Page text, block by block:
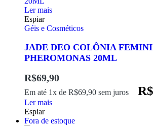
Ler mais
Espiar
Géis e Cosméticos
JADE DEO COLÔNIA
PHEROMONAS 20ML
R$69,90
Em até 1x de R$69,90 sem juros R$
Ler mais
Espiar
Fora de estoque